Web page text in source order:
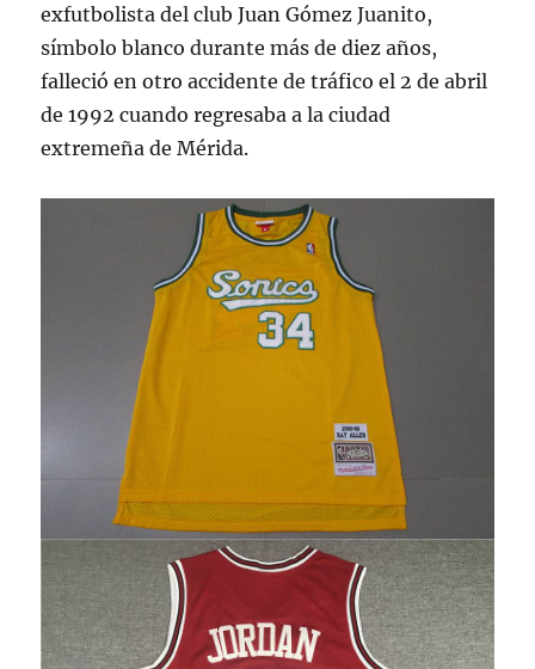
exfutbolista del club Juan Gómez Juanito,
símbolo blanco durante más de diez años,
falleció en otro accidente de tráfico el 2 de abril
de 1992 cuando regresaba a la ciudad
extremeña de Mérida.